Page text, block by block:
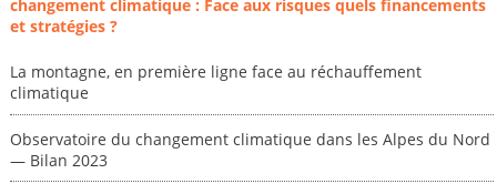
changement climatique : Face aux risques quels financements
et stratégies ?
La montagne, en première ligne face au réchauffement
climatique
Observatoire du changement climatique dans les Alpes du Nord
— Bilan 2023